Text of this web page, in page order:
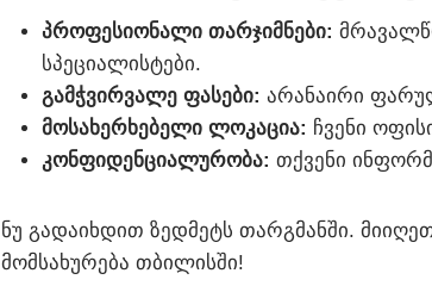
პროფესიონალი თარჯიმნები:
სპეციალისტები.
გამჭვირვალე ფასები: არანაირი
მოსახერხებელი ლოკაცია: ჩვენი
კონფიდენციალურობა: თქვენი
ნუ გადაიხდით ზედმეტს თარგმანში.
მომსახურება თბილისში!